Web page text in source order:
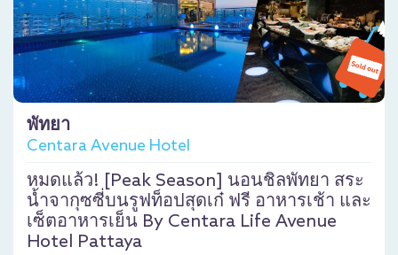
พัทยา
Centara Avenue Hotel
หมดแล้ว! [Peak Season] นอนชิลพัทยา สระ
น้ำจากุซซี่บนรูฟท็อปสุดเก๋ ฟรี อาหารเช้า และ
เซ็ตอาหารเย็น By Centara Life Avenue
Hotel Pattaya